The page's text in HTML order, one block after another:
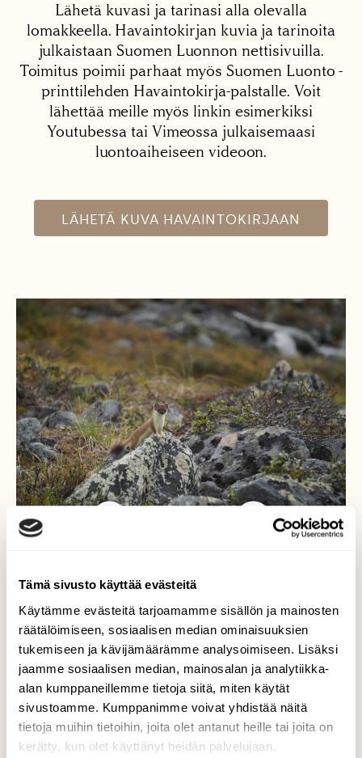
Tämä sivusto käyttää evästeitä
Käytämme evästeitä tarjoamamme sisällön ja mainosten
räätälöimiseen, sosiaalisen median ominaisuuksien
tukemiseen ja kävijämäärämme analysoimiseen. Lisäksi
jaamme sosiaalisen median, mainosalan ja analytiikka-
alan kumppaneillemme tietoja siitä, miten käytät
sivustoamme. Kumppanimme voivat yhdistää näitä
tietoja muihin tietoihin, joita olet antanut heille tai joita on
kerätty, kun olet käyttänyt heidän palvelujaan.
Lähetä kuvasi ja tarinasi alla olevalla
lomakkeella. Havaintokirjan kuvia ja tarinoita
julkaistaan Suomen Luonnon nettisivuilla.
Toimitus poimii parhaat myös Suomen Luonto -
printtilehden Havaintokirja-palstalle. Voit
lähettää meille myös linkin esimerkiksi
Youtubessa tai Vimeossa julkaisemaasi
luontoaiheiseen videoon.
LÄHETÄ KUVA HAVAINTOKIRJAAN
Tunturi-Lapin huippu
saalistaja
Oltiin kaverin kans vaeltamassa Pallas-Hetta
reitillä juhannuksena. Kuva on otettu
Nammalkurun lähistöltä. Kuvassa oleva
vaalea kärppä oli saalistanut myyrän
taukopaikaltamme tunturihuipulla. Kärppiä
oli pari kappaletta ja ne vilisteli